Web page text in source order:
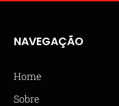
NAVEGAÇÃO
Home
Sobre